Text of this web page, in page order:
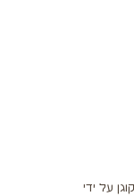
על ידי